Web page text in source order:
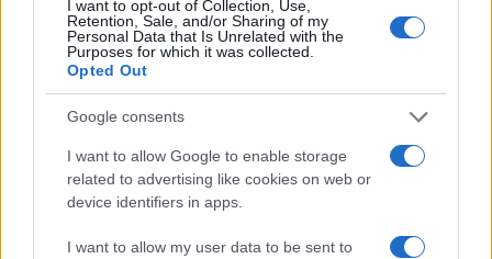
I want to opt-out of Collection, Use,
Retention, Sale, and/or Sharing of my
Personal Data that Is Unrelated with the
Purposes for which it was collected.
Opted Out
Google consents
I want to allow Google to enable storage
related to advertising like cookies on web or
device identifiers in apps.
I want to allow my user data to be sent to
casual e naturale, è un analista tattico che
trasforma dati e clip in racconti social. Ricorda
quando annotò la rimonta al box stampa dello
Stadio Olimpico Grande Torino: da
quell'appunto nacque la sua linea editoriale,
che propugna spiegazioni visive per il tifoso
critico. Dettaglio unico: una stagione allenatore
under15 al Chieri e ciclista urbano.